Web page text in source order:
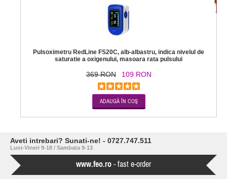
Pulsoximetru RedLine FS20C, alb-albastru, indica nivelul de
saturatie a oxigenului, masoara rata pulsului
369 RON 109 RON
Aveti intrebari? Sunati-ne! - 0727.747.511
Luni-Vineri 9-18 / Sambata 9-13
www.feo.ro - fast e-order